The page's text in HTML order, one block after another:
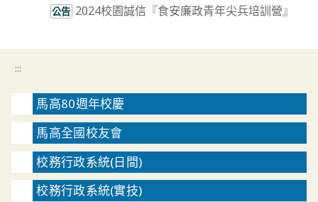
公告 2024校園誠信『食安廉政青年尖兵培訓營』
:::
馬高80週年校慶
馬高全國校友會
校務行政系統(日間)
校務行政系統(實技)